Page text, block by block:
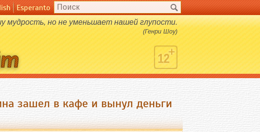
Esperanto
мудрость, но не уменьшает нашей глупости.
(Генри Шоу)
зашел в кафе и вынул деньги